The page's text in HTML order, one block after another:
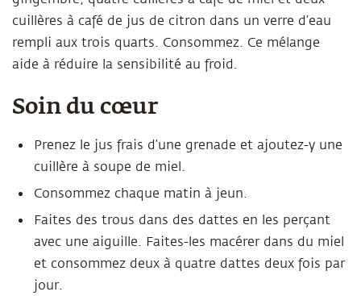
cuillères à café de jus de citron dans un verre d’eau
rempli aux trois quarts. Consommez. Ce mélange
aide à réduire la sensibilité au froid.
Soin du cœur
Prenez le jus frais d’une grenade et ajoutez-y une
cuillère à soupe de miel.
Consommez chaque matin à jeun.
Faites des trous dans des dattes en les perçant
avec une aiguille. Faites-les macérer dans du miel
et consommez deux à quatre dattes deux fois par
jour.